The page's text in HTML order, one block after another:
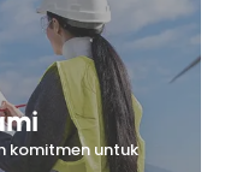
komitmen untuk